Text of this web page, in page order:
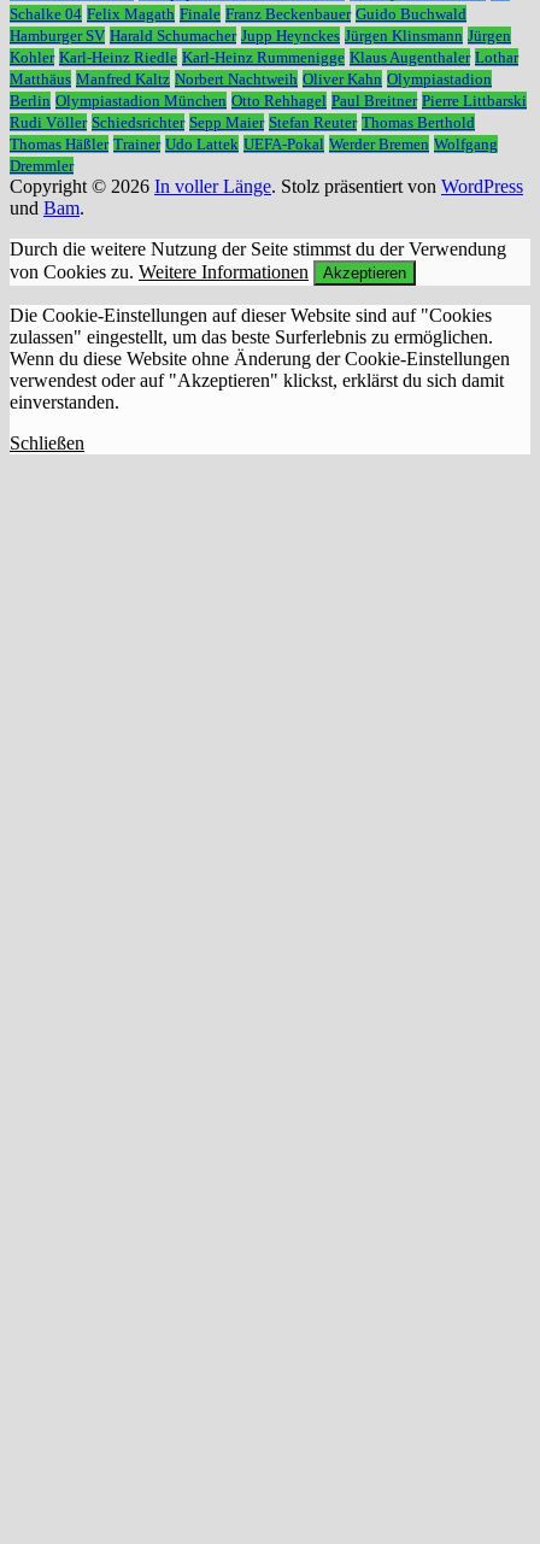
Schalke 04 Felix Magath Finale Franz Beckenbauer Guido Buchwald
Hamburger SV Harald Schumacher Jupp Heynckes Jürgen Klinsmann Jürgen
Kohler Karl-Heinz Riedle Karl-Heinz Rummenigge Klaus Augenthaler Lothar
Matthäus Manfred Kaltz Norbert Nachtweih Oliver Kahn Olympiastadion
Berlin Olympiastadion München Otto Rehhagel Paul Breitner Pierre Littbarski
Rudi Völler Schiedsrichter Sepp Maier Stefan Reuter Thomas Berthold
Thomas Häßler Trainer Udo Lattek UEFA-Pokal Werder Bremen Wolfgang
Dremmler
Copyright © 2026 In voller Länge. Stolz präsentiert von WordPress
und Bam.
Durch die weitere Nutzung der Seite stimmst du der Verwendung
von Cookies zu. Weitere Informationen Akzeptieren
Die Cookie-Einstellungen auf dieser Website sind auf "Cookies
zulassen" eingestellt, um das beste Surferlebnis zu ermöglichen.
Wenn du diese Website ohne Änderung der Cookie-Einstellungen
verwendest oder auf "Akzeptieren" klickst, erklärst du sich damit
einverstanden.
Schließen